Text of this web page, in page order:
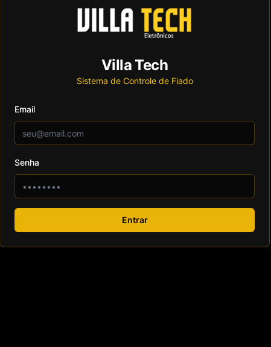
Villa Tech
Sistema de Controle de Fiado
Email
Senha
Entrar